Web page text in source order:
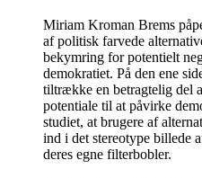
Miriam Kroman Brems
af politisk farvede
bekymring for potentielt
demokratiet. På den ene
tiltrække en betragtelig del
potentiale til at påvirke
studiet, at brugere af
ind i det stereotype billede
deres egne filterbobler.